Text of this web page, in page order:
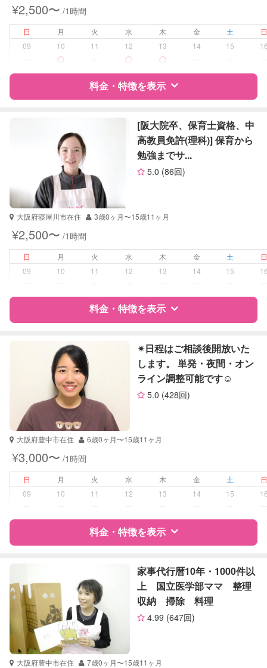
学校/塾の補習・宿題
中学生
英語
TOEIC
¥2,500〜 /1時間
日 月 火 水 木 金 土
09
10 11 12 13 14 15
料金・特徴を表示
レビュー
サポートの特徴
保育士
整理収納アドバイザー1級
受験対策 なし
なし
[阪大院卒、保育士資格、中
高教員免許(理科)] 保育から
勉強までサ...
5.0 (86回)
大阪府寝屋川市在住 3歳0ヶ月〜15歳11ヶ月
¥2,500〜 /1時間
日 月 火 水 木 金 土
09
10 11 12 13 14 15
料金・特徴を表示
料金
サポートの特徴
資格
保育士
高校受験
大学受験
中学生
数学
化学
✴︎日程はご相談後開放いた
します。 単発・夜間・オン
ライン調整可能です☺
5.0 (428回)
大阪府豊中市在住 6歳0ヶ月〜15歳11ヶ月
¥3,000〜 /1時間
日 月 火 水 木 金 土
09
10 11 12 13 14 15
料金・特徴を表示
サポートの特徴
資格
受験対策 小学校受験
家事代行暦10年・1000件以
上 国立医学部ママ 整理
収納 掃除 料理
4.99 (647回)
大阪府豊中市在住 7歳0ヶ月〜15歳11ヶ月